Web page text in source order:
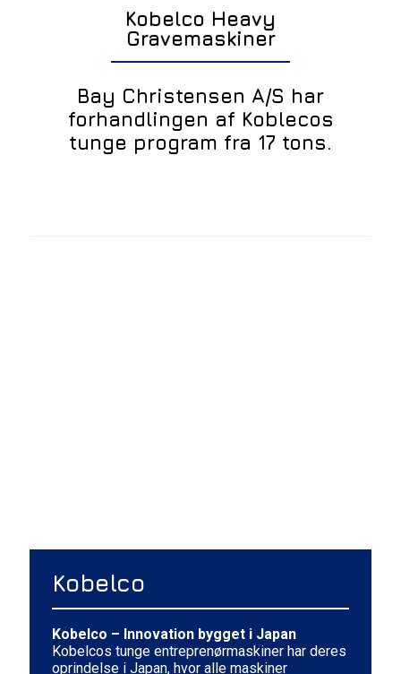
Kobelco Heavy
Gravemaskiner
Bay Christensen A/S har
forhandlingen af Koblecos
tunge program fra 17 tons.
Kobelco
Kobelco – Innovation bygget i Japan
Kobelcos tunge entreprenørmaskiner har deres
oprindelse i Japan, hvor alle maskiner